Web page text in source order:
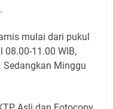
mulai dari pukul
08.00-11.00 WIB,
Sedangkan Minggu